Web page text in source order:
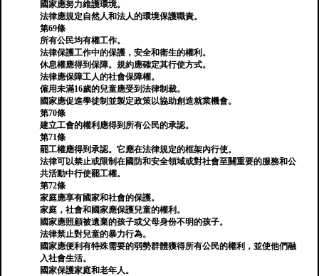
國家應努力維護環境。
法律應規定自然人和法人的環境保護職責。
第69條
所有公民均有權工作。
法律保護工作中的保護，安全和衛生的權利。
休息權應得到保障。規約應確定其行使方式。
法律應保障工人的社會保障權。
僱用未滿16歲的兒童應受到法律制裁。
國家應促進學徒制並製定政策以協助創造就業機會。
第70條
建立工會的權利應得到所有公民的承認。
第71條
罷工權應得到承認。它應在法律規定的框架內行使。
法律可以禁止或限制在國防和安全領域或對社會至關重要的服務和公
共活動中行使罷工權。
第72條
家庭應享有國家和社會的保護。
家庭，社會和國家應保護兒童的權利。
國家應照顧被遺棄的孩子或父母身份不明的孩子。
法律禁止對兒童的暴力行為。
國家應便利有特殊需要的弱勢群體獲得所有公民的權利，並使他們融
入社會生活。
國家保護家庭和老年人。